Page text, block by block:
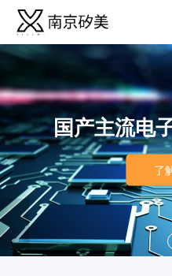
国产主流电
了